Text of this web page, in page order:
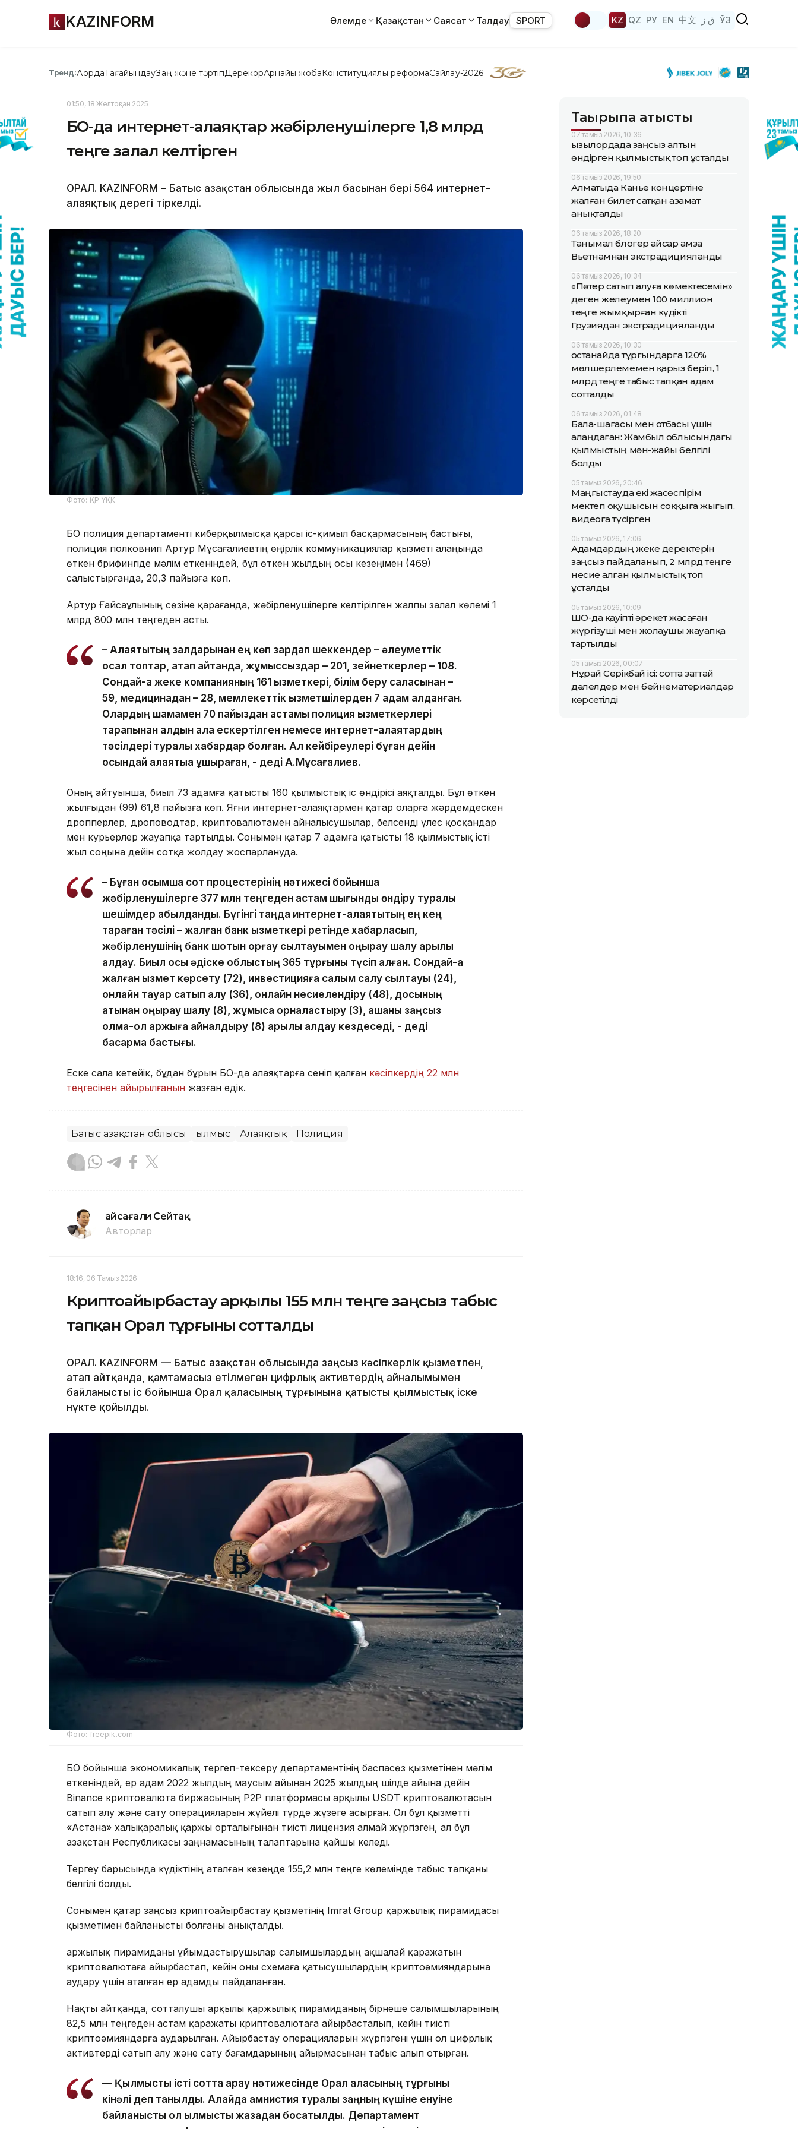
KAZINFORM Әлемде Қазақстан Саясат Талдау SPORT KZ QZ РУ EN 中文 ق ز ЎЗ
Тренд:АқордаТағайындауЗаң және тәртіпДерекқорАрнайы жобаКонституциялық реформаСайлау-2026
01:50, 18 Желтоқсан 2025
БҚО-да интернет-алаяқтар жәбірленушілерге 1,8 млрд
теңге залал келтірген
ОРАЛ. KAZINFORM – Батыс Қазақстан облысында жыл басынан бері 564 интернет-
алаяқтық дерегі тіркелді.
Фото: ҚР ҰҚК
БҚО полиция департаменті киберқылмысқа қарсы іс-қимыл басқармасының бастығы,
полиция полковнигі Артур Мұсағалиевтің өңірлік коммуникациялар қызметі алаңында
өткен брифингіде мәлім еткеніндей, бұл өткен жылдың осы кезеңімен (469)
салыстырғанда, 20,3 пайызға көп.
Артур Ғайсаұлының сөзіне қарағанда, жәбірленушілерге келтірілген жалпы залал көлемі 1
млрд 800 млн теңгеден асты.
– Алаяқтықтың залдарынан ең көп зардап шеккендер – әлеуметтік
осал топтар, атап айтқанда, жұмыссыздар – 201, зейнеткерлер – 108.
Сондай-ақ жеке компанияның 161 қызметкері, білім беру саласынан –
59, медицинадан – 28, мемлекеттік қызметшілерден 7 адам алданған.
Олардың шамамен 70 пайыздан астамы полиция қызметкерлері
тарапынан алдын ала ескертілген немесе интернет-алаяқтардың
тәсілдері туралы хабардар болған. Ал кейбіреулері бұған дейін
осындай алаяқтыққа ұшыраған, - деді А.Мұсағалиев.
Оның айтуынша, биыл 73 адамға қатысты 160 қылмыстық іс өндірісі аяқталды. Бұл өткен
жылғыдан (99) 61,8 пайызға көп. Яғни интернет-алаяқтармен қатар оларға жәрдемдескен
дропперлер, дроповодтар, криптовалютамен айналысушылар, белсенді үлес қосқандар
мен курьерлер жауапқа тартылды. Сонымен қатар 7 адамға қатысты 18 қылмыстық істі
жыл соңына дейін сотқа жолдау жоспарлануда.
– Бұған қосымша сот процестерінің нәтижесі бойынша
жәбірленушілерге 377 млн теңгеден астам шығынды өндіру туралы
шешімдер қабылданды. Бүгінгі таңда интернет-алаяқтықтың ең кең
тараған тәсілі – жалған банк қызметкері ретінде хабарласып,
жәбірленушінің банк шотын қорғау сылтауымен қоңырау шалу арқылы
алдау. Биыл осы әдіске облыстың 365 тұрғыны түсіп қалған. Сондай-ақ
жалған қызмет көрсету (72), инвестицияға салым салу сылтауы (24),
онлайн тауар сатып алу (36), онлайн несиелендіру (48), досының
атынан қоңырау шалу (8), жұмысқа орналастыру (3), ақшаны заңсыз
қолма-қол қаржыға айналдыру (8) арқылы алдау кездеседі, - деді
басқарма бастығы.
Еске сала кетейік, бұдан бұрын БҚО-да алаяқтарға сеніп қалған кәсіпкердің 22 млн
теңгесінен айырылғанын жазған едік.
Батыс Қазақстан облысы Қылмыс Алаяқтық Полиция
Ғайсағали Сейтақ
Авторлар
18:16, 06 Тамыз 2026
Криптоайырбастау арқылы 155 млн теңге заңсыз табыс
тапқан Орал тұрғыны сотталды
ОРАЛ. KAZINFORM — Батыс Қазақстан облысында заңсыз кәсіпкерлік қызметпен,
атап айтқанда, қамтамасыз етілмеген цифрлық активтердің айналымымен
байланысты іс бойынша Орал қаласының тұрғынына қатысты қылмыстық іске
нүкте қойылды.
Фото: freepik.com
БҚО бойынша экономикалық тергеп-тексеру департаментінің баспасөз қызметінен мәлім
еткеніндей, ер адам 2022 жылдың маусым айынан 2025 жылдың шілде айына дейін
Binance криптовалюта биржасының P2P платформасы арқылы USDT криптовалютасын
сатып алу және сату операцияларын жүйелі түрде жүзеге асырған. Ол бұл қызметті
«Астана» халықаралық қаржы орталығынан тиісті лицензия алмай жүргізген, ал бұл
Қазақстан Республикасы заңнамасының талаптарына қайшы келеді.
Тергеу барысында күдіктінің аталған кезеңде 155,2 млн теңге көлемінде табыс тапқаны
белгілі болды.
Сонымен қатар заңсыз криптоайырбастау қызметінің Imrat Group қаржылық пирамидасы
қызметімен байланысты болғаны анықталды.
Қаржылық пирамиданы ұйымдастырушылар салымшылардың ақшалай қаражатын
криптовалютаға айырбастап, кейін оны схемаға қатысушылардың криптоәмияндарына
аудару үшін аталған ер адамды пайдаланған.
Нақты айтқанда, сотталушы арқылы қаржылық пирамиданың бірнеше салымшыларының
82,5 млн теңгеден астам қаражаты криптовалютаға айырбасталып, кейін тиісті
криптоәмияндарға аударылған. Айырбастау операцияларын жүргізгені үшін ол цифрлық
активтерді сатып алу және сату бағамдарының айырмасынан табыс алып отырған.
— Қылмыстық істі сотта қарау нәтижесінде Орал қаласының тұрғыны
кінәлі деп танылды. Алайда амнистия туралы заңның күшіне енуіне
байланысты ол қылмыстық жазадан босатылды. Департамент
Тақырыпқа қатысты
07 тамыз 2026, 10:36
Қызылордада заңсыз алтын
өндірген қылмыстық топ ұсталды
06 тамыз 2026, 19:50
Алматыда Канье концертіне
жалған билет сатқан азамат
анықталды
06 тамыз 2026, 18:20
Танымал блогер Қайсар Қамза
Вьетнамнан экстрадицияланды
06 тамыз 2026, 10:34
«Пәтер сатып алуға көмектесемін»
деген желеумен 100 миллион
теңге жымқырған күдікті
Грузиядан экстрадицияланды
06 тамыз 2026, 10:30
Қостанайда тұрғындарға 120%
мөлшерлемемен қарыз беріп, 1
млрд теңге табыс тапқан адам
сотталды
06 тамыз 2026, 01:48
Бала-шағасы мен отбасы үшін
алаңдаған: Жамбыл облысындағы
қылмыстың мән-жайы белгілі
болды
05 тамыз 2026, 20:46
Маңғыстауда екі жасөспірім
мектеп оқушысын соққыға жығып,
видеоға түсірген
05 тамыз 2026, 17:06
Адамдардың жеке деректерін
заңсыз пайдаланып, 2 млрд теңге
несие алған қылмыстық топ
ұсталды
05 тамыз 2026, 10:09
ШҚО-да қауіпті әрекет жасаған
жүргізуші мен жолаушы жауапқа
тартылды
05 тамыз 2026, 00:07
Нұрай Серікбай ісі: сотта заттай
дәлелдер мен бейнематериалдар
көрсетілді